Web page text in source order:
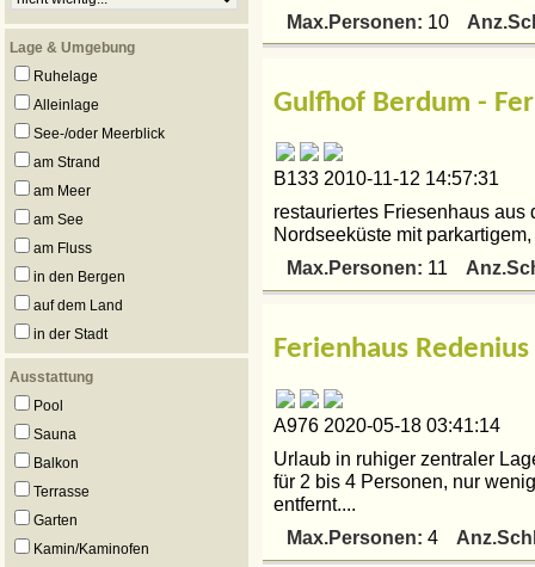
Lage & Umgebung
Ruhelage
Alleinlage
See-/oder Meerblick
am Strand
am Meer
am See
am Fluss
in den Bergen
auf dem Land
in der Stadt
Ausstattung
Pool
Sauna
Balkon
Terrasse
Garten
Kamin/Kaminofen
Max.Personen: 10
Gulfhof Berdum -
B133 2010-11-12 14:57:31
restauriertes Friesenhaus aus
Nordseeküste mit
Max.Personen: 11
Ferienhaus
A976 2020-05-18 03:41:14
Urlaub in ruhiger zentraler
für 2 bis 4 Personen, nur
entfernt....
Max.Personen: 4